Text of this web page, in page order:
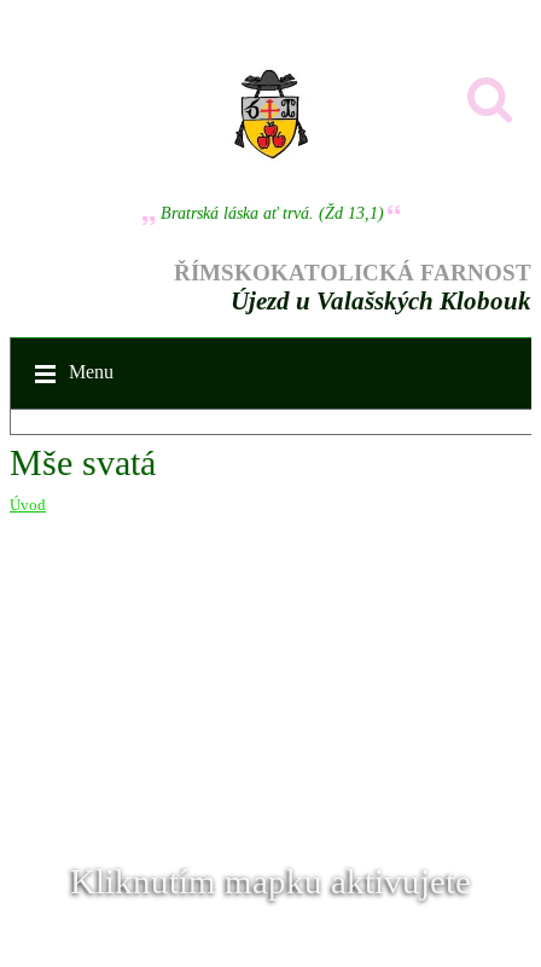
Bratrská láska ať trvá. (Žd 13,1)
ŘÍMSKOKATOLICKÁ FARNOST
Újezd u Valašských Klobouk
Menu
Mše svatá
Úvod
Kliknutím mapku aktivujete